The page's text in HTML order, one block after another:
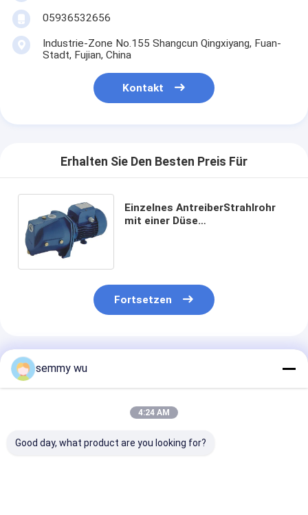
05936532656
Industrie-Zone No.155 Shangcun Qingxiyang, Fuan-
Stadt, Fujian, China
Kontakt
Erhalten Sie Den Besten Preis Für
Einzelnes AntreiberStrahlrohr
mit einer Düse
Fortsetzen
Empfohlene Produkte
semmy wu
4:24 AM
Good day, what product are you looking for?